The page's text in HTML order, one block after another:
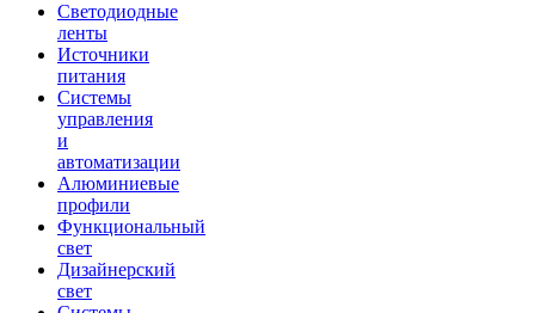
Светодиодные
ленты
Источники
питания
Системы
управления
и
автоматизации
Алюминиевые
профили
Функциональный
свет
Дизайнерский
свет